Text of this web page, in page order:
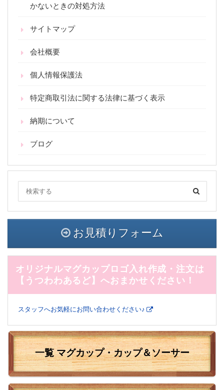
かないときの対処方法
サイトマップ
会社概要
個人情報保護法
特定商取引法に関する法律に基づく表示
納期について
ブログ
お見積りフォーム
オリジナルマグカップロゴ入れ作成・注文は
【うつわわあるど】へおまかせください！
スタッフへお気軽にお問い合わせください♪
一覧 マグカップ・カップ＆ソーサー